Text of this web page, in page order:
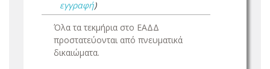
εγγραφή)
Όλα τα τεκμήρια στο ΕΑΔΔ
προστατεύονται από πνευματικά
δικαιώματα.